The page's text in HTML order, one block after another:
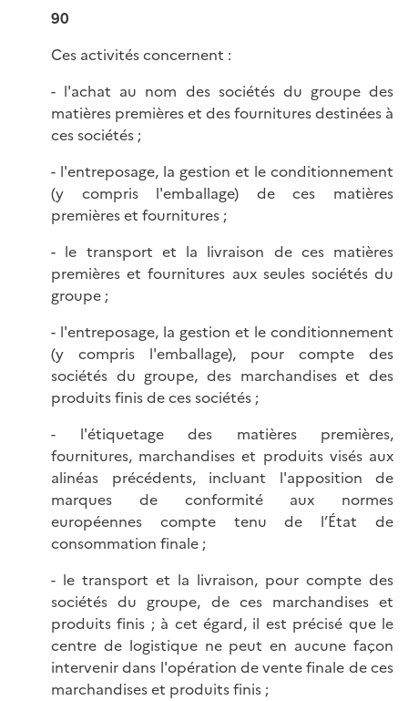
90
Ces activités concernent :
- l'achat au nom des sociétés du groupe des
matières premières et des fournitures destinées à
ces sociétés ;
- l'entreposage, la gestion et le conditionnement
(y compris l'emballage) de ces matières
premières et fournitures ;
- le transport et la livraison de ces matières
premières et fournitures aux seules sociétés du
groupe ;
- l'entreposage, la gestion et le conditionnement
(y compris l'emballage), pour compte des
sociétés du groupe, des marchandises et des
produits finis de ces sociétés ;
- l'étiquetage des matières premières,
fournitures, marchandises et produits visés aux
alinéas précédents, incluant l'apposition de
marques de conformité aux normes
européennes compte tenu de l’État de
consommation finale ;
- le transport et la livraison, pour compte des
sociétés du groupe, de ces marchandises et
produits finis ; à cet égard, il est précisé que le
centre de logistique ne peut en aucune façon
intervenir dans l'opération de vente finale de ces
marchandises et produits finis ;